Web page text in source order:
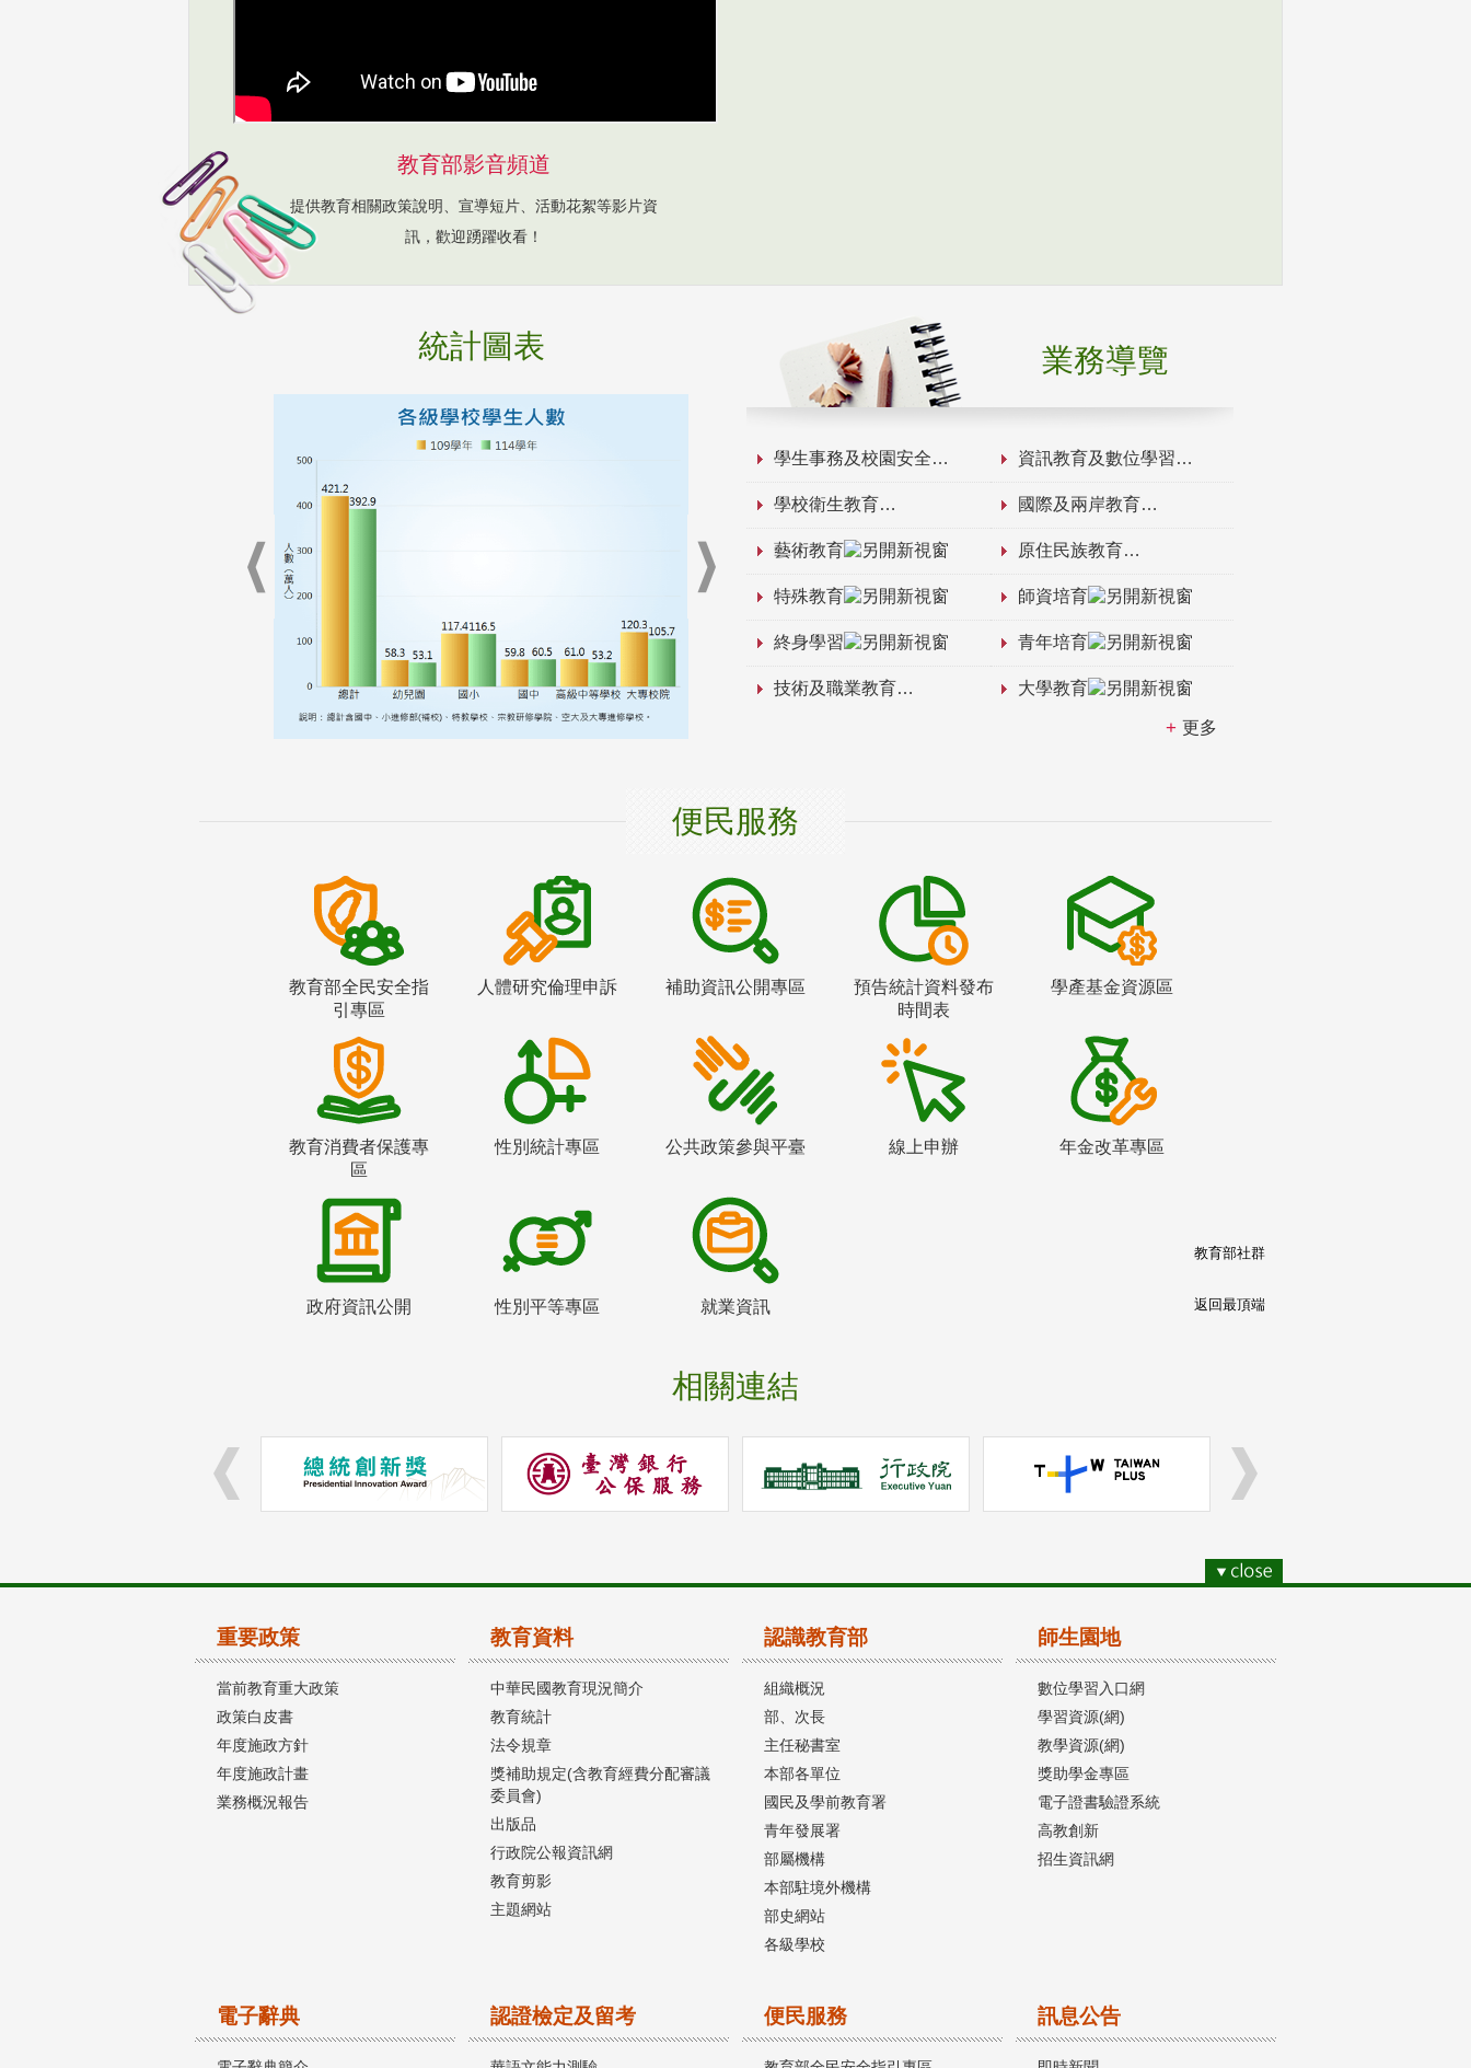
教育部影音頻道
提供教育相關政策說明、宣導短片、活動花絮等影片資
訊，歡迎踴躍收看！
統計圖表 業務導覽
學生事務及校園安全 資訊教育及數位學習
學校衛生教育 國際及兩岸教育
藝術教育 原住民族教育
特殊教育 師資培育
終身學習 青年培育
技術及職業教育 大學教育
更多
便民服務
教育部全民安全指
引專區
人體研究倫理申訴 補助資訊公開專區
預告統計資料發布
時間表
學產基金資源區
教育消費者保護專
區
性別統計專區 公共政策參與平臺 線上申辦 年金改革專區
政府資訊公開 性別平等專區 就業資訊
相關連結
教育部社群
返回最頂端
重要政策
當前教育重大政策
政策白皮書
年度施政方針
年度施政計畫
業務概況報告
教育資料
中華民國教育現況簡介
教育統計
法令規章
獎補助規定(含教育經費分配審議
委員會)
出版品
行政院公報資訊網
教育剪影
主題網站
認識教育部
組織概況
部、次長
主任秘書室
本部各單位
國民及學前教育署
青年發展署
部屬機構
本部駐境外機構
部史網站
各級學校
師生園地
數位學習入口網
學習資源(網)
教學資源(網)
獎助學金專區
電子證書驗證系統
高教創新
招生資訊網
電子辭典 認證檢定及留考 便民服務 訊息公告